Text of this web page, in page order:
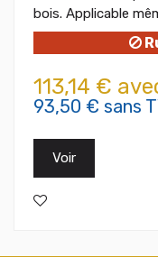
bois. Applicable
113,14 €
93,50 € sans
Voir